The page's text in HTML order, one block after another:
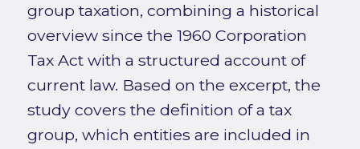
group taxation, combining a historical
overview since the 1960 Corporation
Tax Act with a structured account of
current law. Based on the excerpt, the
study covers the definition of a tax
group, which entities are included in